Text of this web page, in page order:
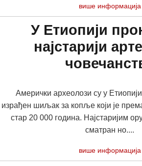
више информација
У Етиопији
најстарији
Амерички археолози су у
израђен шиљак за копље који је
стар 20 000 година. Најстаријим
сматран но....
више информација